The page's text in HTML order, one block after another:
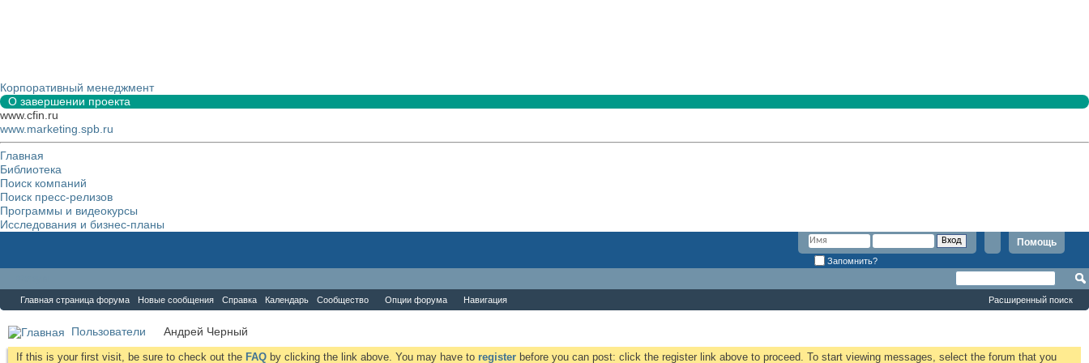
Корпоративный менеджмент
О завершении проекта
www.cfin.ru
www.marketing.spb.ru
Главная
Библиотека
Поиск компаний
Поиск пресс-релизов
Программы и видеокурсы
Исследования и бизнес-планы
Помощь
Запомнить?
Главная страница форума Новые сообщения Справка Календарь Сообщество Опции форума Навигация Расширенный поиск
Пользователи Андрей Черный
If this is your first visit, be sure to check out the FAQ by clicking the link above. You may have to register before you can post: click the register link above to proceed. To start viewing messages, select the forum that you